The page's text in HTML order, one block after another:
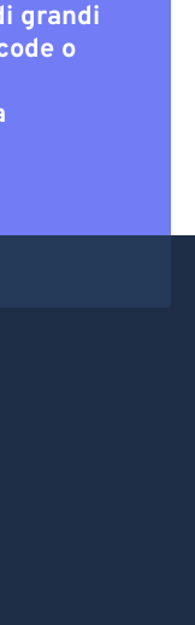
grandi
o